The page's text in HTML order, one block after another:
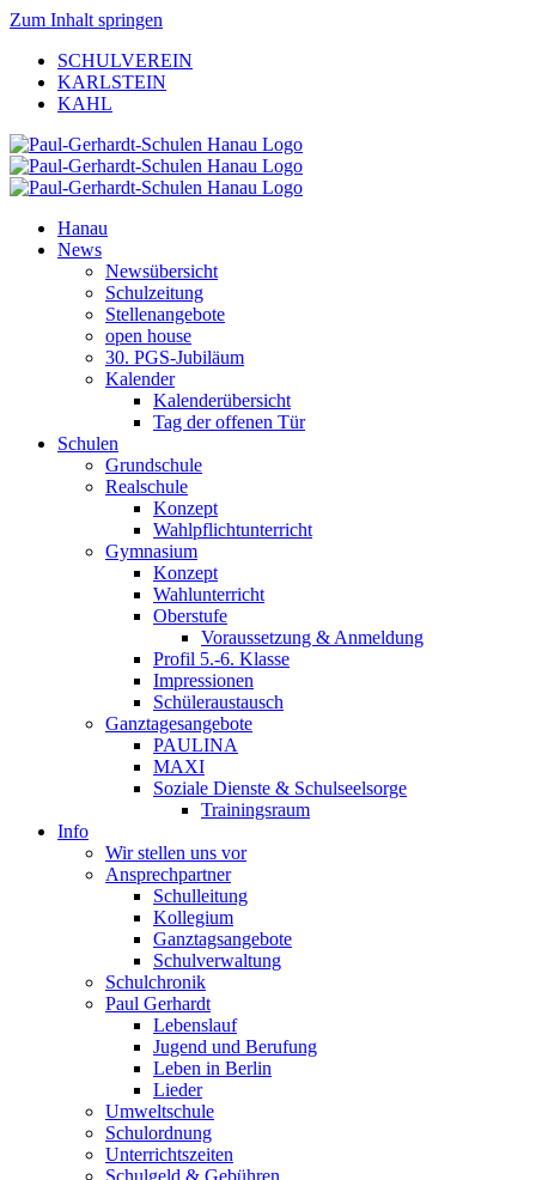
Zum Inhalt springen
SCHULVEREIN
KARLSTEIN
KAHL
Hanau
News
Newsübersicht
Schulzeitung
Stellenangebote
open house
30. PGS-Jubiläum
Kalender
Kalenderübersicht
Tag der offenen Tür
Schulen
Grundschule
Realschule
Konzept
Wahlpflichtunterricht
Gymnasium
Konzept
Wahlunterricht
Oberstufe
Voraussetzung & Anmeldung
Profil 5.-6. Klasse
Impressionen
Schüleraustausch
Ganztagesangebote
PAULINA
MAXI
Soziale Dienste & Schulseelsorge
Trainingsraum
Info
Wir stellen uns vor
Ansprechpartner
Schulleitung
Kollegium
Ganztagsangebote
Schulverwaltung
Schulchronik
Paul Gerhardt
Lebenslauf
Jugend und Berufung
Leben in Berlin
Lieder
Umweltschule
Schulordnung
Unterrichtszeiten
Schulgeld & Gebühren